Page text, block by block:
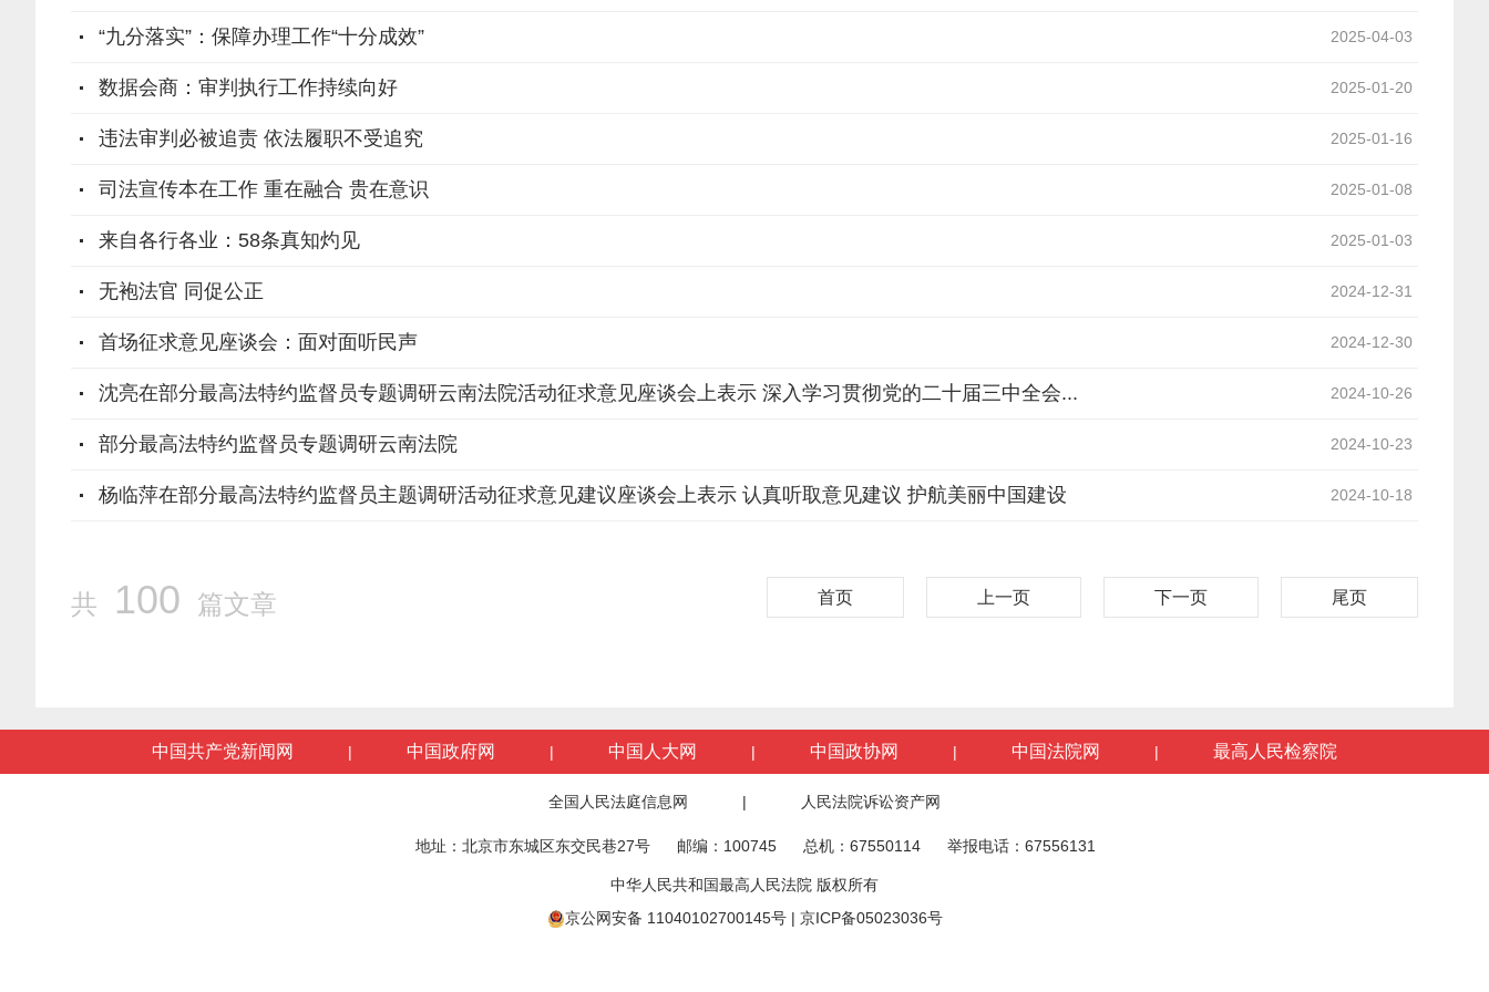
“九分落实”：保障办理工作“十分成效” 2025-04-03
数据会商：审判执行工作持续向好 2025-01-20
违法审判必被追责 依法履职不受追究 2025-01-16
司法宣传本在工作 重在融合 贵在意识 2025-01-08
来自各行各业：58条真知灼见 2025-01-03
无袍法官 同促公正 2024-12-31
首场征求意见座谈会：面对面听民声 2024-12-30
沈亮在部分最高法特约监督员专题调研云南法院活动征求意见座谈会上表示 深入学习贯彻党的二十届三中全会... 2024-10-26
部分最高法特约监督员专题调研云南法院 2024-10-23
杨临萍在部分最高法特约监督员主题调研活动征求意见建议座谈会上表示 认真听取意见建议 护航美丽中国建设 2024-10-18
共 100 篇文章 首页 上一页 下一页 尾页
中国共产党新闻网 | 中国政府网 | 中国人大网 | 中国政协网 | 中国法院网 | 最高人民检察院
全国人民法庭信息网 | 人民法院诉讼资产网
地址：北京市东城区东交民巷27号 邮编：100745 总机：67550114 举报电话：67556131
中华人民共和国最高人民法院 版权所有
京公网安备 11040102700145号 | 京ICP备05023036号